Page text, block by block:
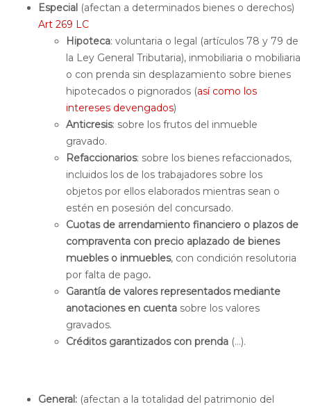
Especial (afectan a determinados bienes o derechos)
Art 269 LC
Hipoteca: voluntaria o legal (artículos 78 y 79 de
la Ley General Tributaria), inmobiliaria o mobiliaria
o con prenda sin desplazamiento sobre bienes
hipotecados o pignorados (así como los
intereses devengados)
Anticresis: sobre los frutos del inmueble
gravado.
Refaccionarios: sobre los bienes refaccionados,
incluidos los de los trabajadores sobre los
objetos por ellos elaborados mientras sean o
estén en posesión del concursado.
Cuotas de arrendamiento financiero o plazos de
compraventa con precio aplazado de bienes
muebles o inmuebles, con condición resolutoria
por falta de pago.
Garantía de valores representados mediante
anotaciones en cuenta sobre los valores
gravados.
Créditos garantizados con prenda (…).
General: (afectan a la totalidad del patrimonio del